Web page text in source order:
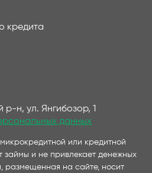
кредита
р-н, ул. Янгибозор, 1
данных
или кредитной
займы и не привлекает денежных
размещенная на сайте, носит